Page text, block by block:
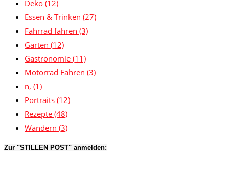
Deko (12)
Essen & Trinken (27)
Fahrrad fahren (3)
Garten (12)
Gastronomie (11)
Motorrad Fahren (3)
n, (1)
Portraits (12)
Rezepte (48)
Wandern (3)
Zur "STILLEN POST" anmelden: